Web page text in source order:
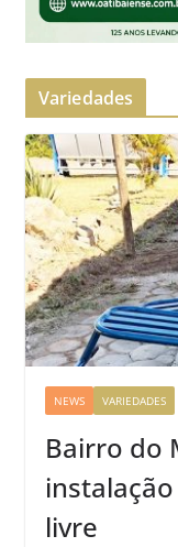
Variedades
NEWS VARIEDADES
Bairro do
livre